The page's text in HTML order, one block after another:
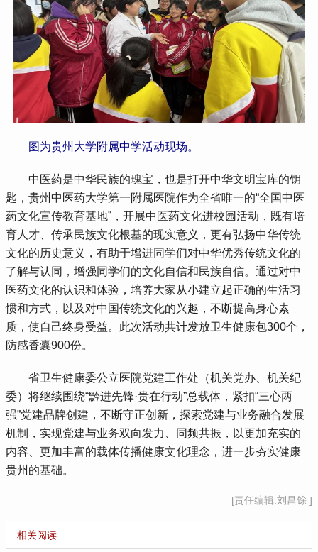
图为贵州大学附属中学活动现场。
中医药是中华民族的瑰宝，也是打开中华文明宝库的钥
匙，贵州中医药大学第一附属医院作为全省唯一的“全国中医
药文化宣传教育基地”，开展中医药文化进校园活动，既有培
育人才、传承民族文化根基的现实意义，更有弘扬中华传统
文化的历史意义，有助于增进同学们对中华优秀传统文化的
了解与认同，增强同学们的文化自信和民族自信。通过对中
医药文化的认识和体验，培养大家从小建立起正确的生活习
惯和方式，以及对中国传统文化的兴趣，不断提高身心素
质，使自己终身受益。此次活动共计发放卫生健康包300个，
防感香囊900份。
省卫生健康委公立医院党建工作处（机关党办、机关纪
委）将继续围绕“黔进先锋·贵在行动”总载体，紧扣“三心两
强”党建品牌创建，不断守正创新，探索党建与业务融合发展
机制，实现党建与业务双向发力、同频共振，以更加充实的
内容、更加丰富的载体传播健康文化理念，进一步夯实健康
贵州的基础。
[责任编辑:刘昌馀 ]
相关阅读